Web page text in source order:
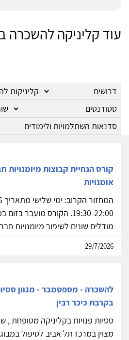
עוד קליניקה להשכרה
קורס הנחיית קבוצות מיומנויות
אומנויות
19:30-22:00. הקורס מועבר
מודלים שונים לשיפור מיומנויות
29/7/2026
להשכרה - מספטמבר - מגוון
בקרבת כיכר רבין
ססיות פנויות בקליניקה מטופחת ,
מצוין במרכז תל אביב לטיפול